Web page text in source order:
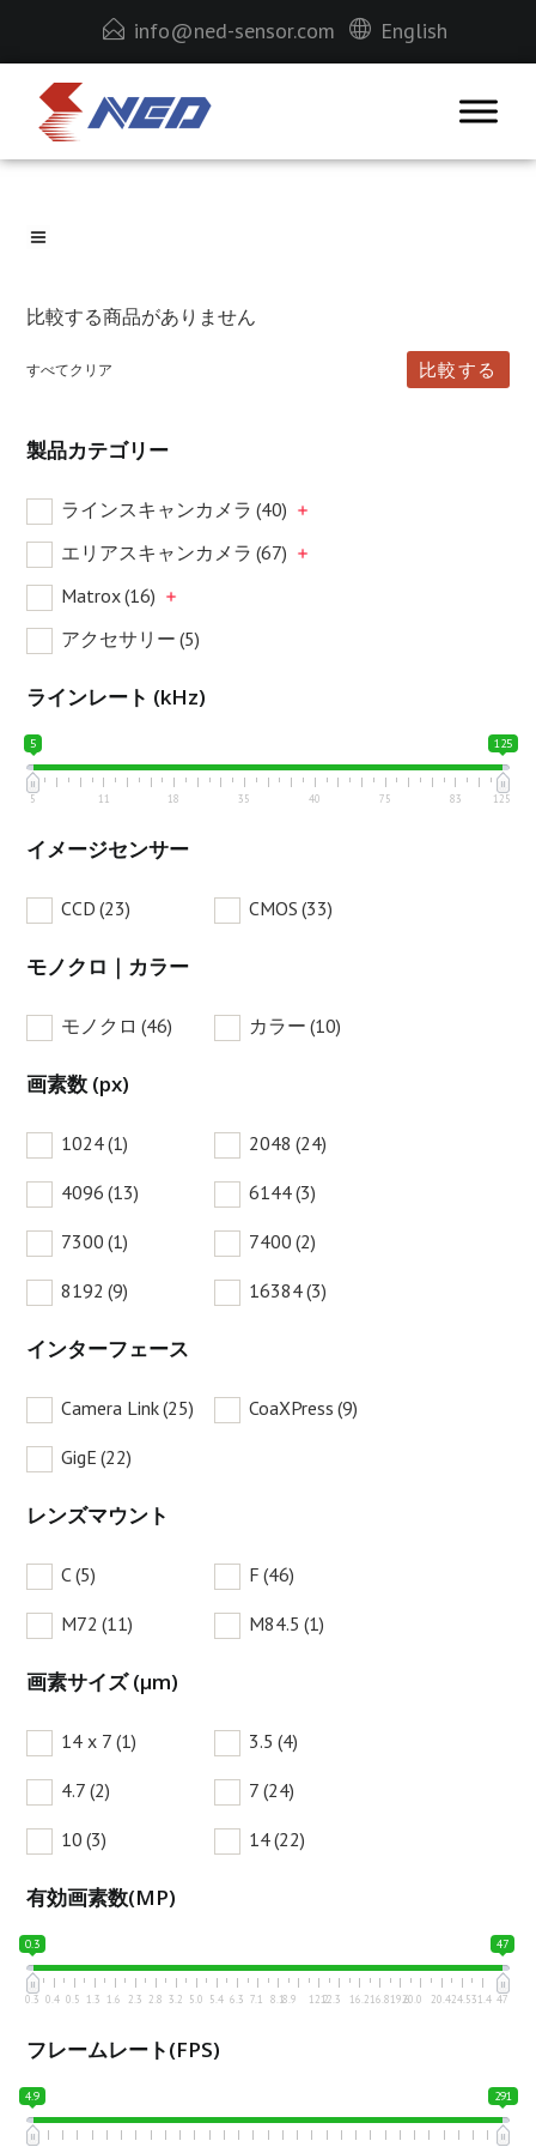
info@ned-sensor.com English
比較する商品がありません
すべてクリア 比較する
製品カテゴリー
ラインスキャンカメラ (40)
エリアスキャンカメラ (67)
Matrox(16)
アクセサリー (5)
ラインレート (kHz)
5 125
5 11 18 35 40 75 83 125
イメージセンサー
CCD (23) CMOS (33)
モノクロ｜カラー
モノクロ (46) カラー (10)
画素数 (px)
1024(1) 2048 (24)
4096 (13) 6144(3)
7300 (1) 7400 (2)
8192 (9) 16384(3)
インターフェース
Camera Link(25) CoaXPress (9)
GigE (22)
レンズマウント
C(5) F (46)
M72 (11) M84.5 (1)
画素サイズ (µm)
14 x 7 (1) 3.5 (4)
4.7 (2) 7 (24)
10 (3) 14(22)
有効画素数(MP)
0.3 47
0.3 0.4 0.5 1.3 1.6 2.3 2.8 3.2 5.0 5.4 6.3 7.1 8.18.9 12.212.3 16.216.819.620.0 20.424.531.4 47
フレームレート(FPS)
4.9 291